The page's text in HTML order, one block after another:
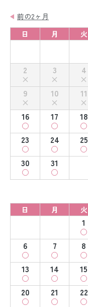
前の2ヶ月
日
月 火
2
3 4
9
10 11
16
17 18
23
24 25
30
31
日 月 火
1
6
7 8
13
14 15
20
21 22